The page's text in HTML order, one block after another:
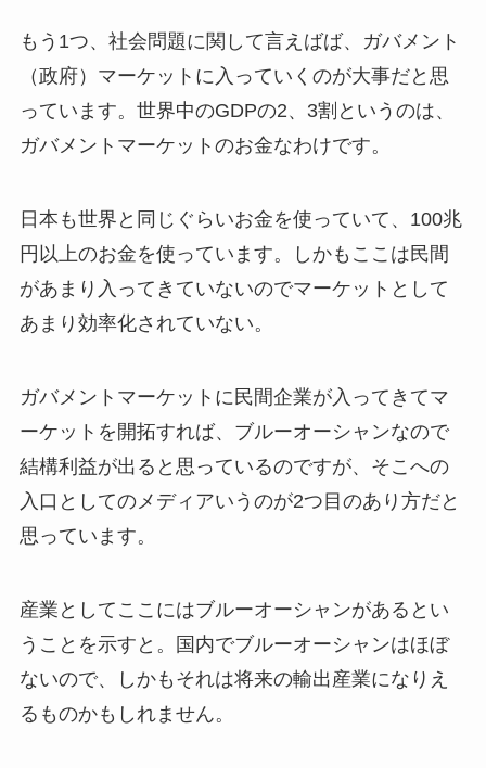
もう1つ、社会問題に関して言えばば、ガバメント
（政府）マーケットに入っていくのが大事だと思
っています。世界中のGDPの2、3割というのは、
ガバメントマーケットのお金なわけです。
日本も世界と同じぐらいお金を使っていて、100兆
円以上のお金を使っています。しかもここは民間
があまり入ってきていないのでマーケットとして
あまり効率化されていない。
ガバメントマーケットに民間企業が入ってきてマ
ーケットを開拓すれば、ブルーオーシャンなので
結構利益が出ると思っているのですが、そこへの
入口としてのメディアいうのが2つ目のあり方だと
思っています。
産業としてここにはブルーオーシャンがあるとい
うことを示すと。国内でブルーオーシャンはほぼ
ないので、しかもそれは将来の輸出産業になりえ
るものかもしれません。